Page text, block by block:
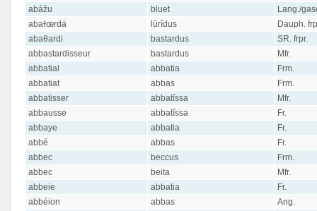
abážu
bluet
Lang./
abaɫœrdá
lūrĭdus
Dauph.
abaθardi
bastardus
SR. frpr.
abbastardisseur
bastardus
Mfr.
abbatial
abbatia
Frm.
abbatiat
abbas
Frm.
abbatisser
abbatĭssa
Mfr.
abbausse
abbatĭssa
Fr.
abbaye
abbatia
Fr.
abbé
abbas
Fr.
abbec
beccus
Frm.
abbec
beita
Mfr.
abbeie
abbatia
Fr.
abbéion
abbas
Ang.